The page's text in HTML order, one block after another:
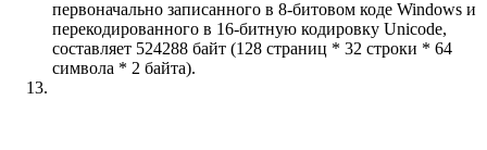
первоначально записанного в 8-битовом коде Windows и
перекодированного в 16-битную кодировку Unicode,
составляет 524288 байт (128 страниц * 32 строки * 64
символа * 2 байта).